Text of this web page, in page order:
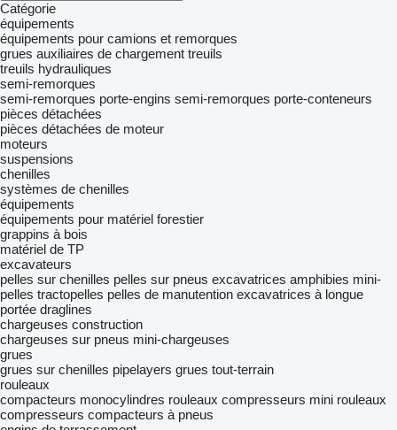
Catégorie
équipements
équipements pour camions et remorques
grues auxiliaires de chargement treuils
treuils hydrauliques
semi-remorques
semi-remorques porte-engins semi-remorques porte-conteneurs
pièces détachées
pièces détachées de moteur
moteurs
suspensions
chenilles
systèmes de chenilles
équipements
équipements pour matériel forestier
grappins à bois
matériel de TP
excavateurs
pelles sur chenilles pelles sur pneus excavatrices amphibies mini-
pelles tractopelles pelles de manutention excavatrices à longue
portée draglines
chargeuses construction
chargeuses sur pneus mini-chargeuses
grues
grues sur chenilles pipelayers grues tout-terrain
rouleaux
compacteurs monocylindres rouleaux compresseurs mini rouleaux
compresseurs compacteurs à pneus